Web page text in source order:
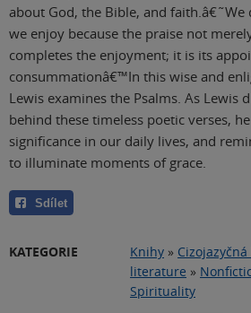
about God, the Bible, and
we enjoy because the praise not
completes the enjoyment; it is its
consummationâ€™In this wise and
Lewis examines the Psalms. As Lewis
behind these timeless poetic verses,
significance in our daily lives, and
to illuminate moments of grace.
Sdílet
KATEGORIE Knihy »
literature »
Spirituality